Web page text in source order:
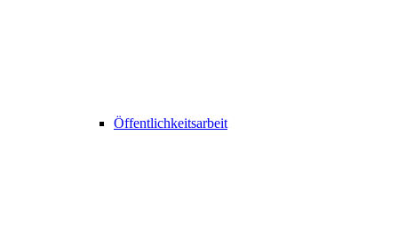
Öffentlichkeitsarbeit